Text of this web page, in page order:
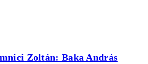
Zoltán: Baka András